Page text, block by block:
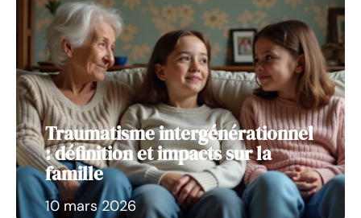
Traumatisme intergénérationnel
: définition et impacts sur la
famille
10 mars 2026